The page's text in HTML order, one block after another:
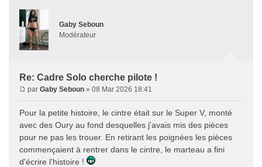
Gaby Seboun
Modérateur
Re: Cadre Solo cherche pilote !
par Gaby Seboun » 08 Mar 2026 18:41
Pour la petite histoire, le cintre était sur le Super V, monté
avec des Oury au fond desquelles j'avais mis des pièces
pour ne pas les trouer. En retirant les poignées les pièces
commençaient à rentrer dans le cintre, le marteau a fini
d'écrire l'histoire !